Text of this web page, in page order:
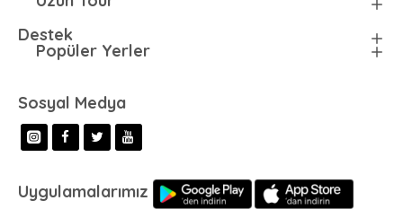
Destek
Popüler Yerler
Sosyal Medya
Uygulamalarımız